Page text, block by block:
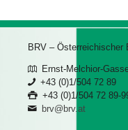
BRV – Österreichischer
Ernst-Melchior-
+43 (0)1/504 72 89
+43 (0)1/504 72 89-
brv@brv.at